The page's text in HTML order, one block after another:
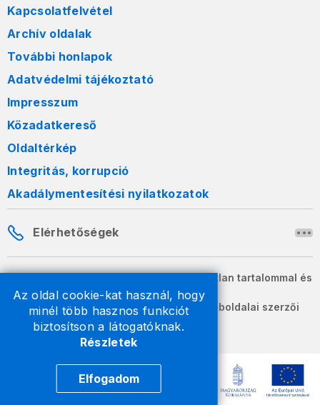
Az oldal cookie-kat használ, hogy
minél több hasznos funkciót
biztosítson a látogatóknak.
Részletek
Elfogadom
Kapcsolatfelvétel
Archív oldalak
További honlapok
Adatvédelmi tájékoztató
Impresszum
Közadatkereső
Oldaltérkép
Integritás, korrupció
Akadálymentesítési nyilatkozatok
Elérhetőségek
A honlapon szereplő információk változatlan tartalommal és
formában szabadon terjeszthetők.
2026 © A Nemzeti Adó- és Vámhivatal weboldalai szerzői
jogvédelem alatt állnak.